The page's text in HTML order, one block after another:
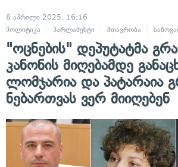
8 აპრილი 2025, 16:16
პოლიტიკა
პარლამენტი მთავრობა
"ოცნების" დეპუტატმა
კანონის მიღებამდე
ლომჯარია და პატარაია
ნებართვას ვერ მიიღებენ